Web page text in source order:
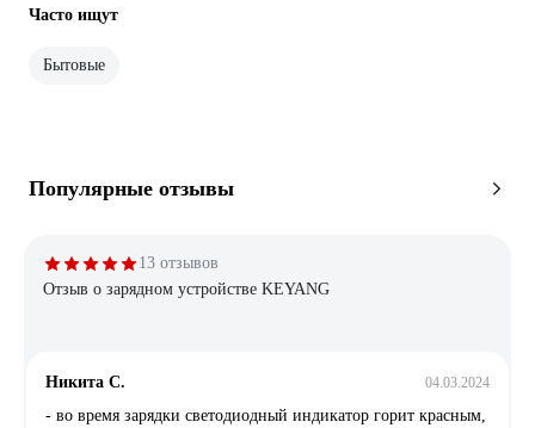
Часто ищут
Бытовые
Популярные отзывы
13 отзывов
Отзыв о зарядном устройстве KEYANG
Никита С. 04.03.2024
- во время зарядки светодиодный индикатор горит красным,